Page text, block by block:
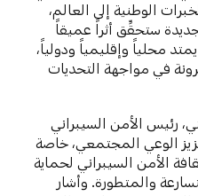
الوطنية إلى العالم،
ستحقِّق أثراً عميقاً
محلياً وإقليمياً ودولياً،
في مواجهة التحديات
رئيس الأمن السيبراني
الوعي المجتمعي، خاصة
الأمن السيبراني لحماية
والمتطورة. وأشار